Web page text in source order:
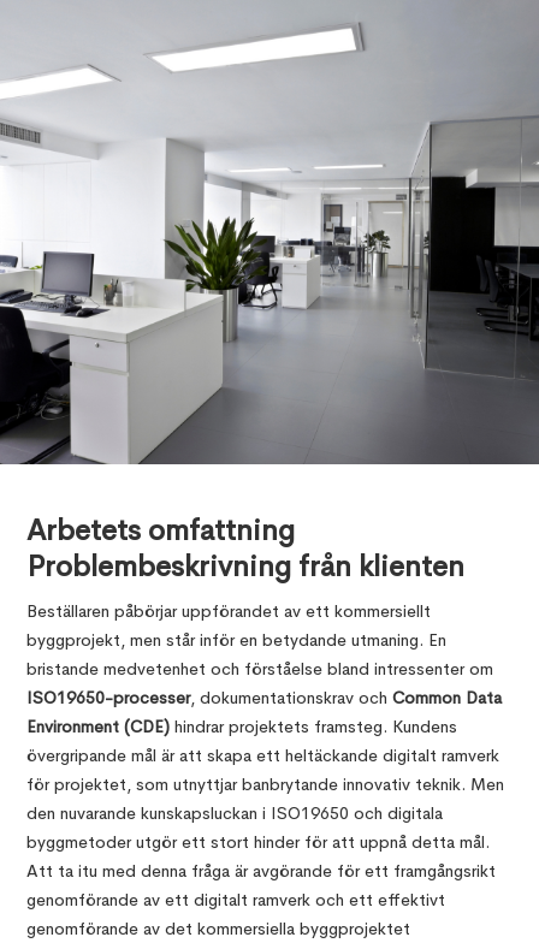
Digital Project Management
June 12, 2024
Arbetets omfattning
Problembeskrivning från klienten
Beställaren påbörjar uppförandet av ett kommersiellt
byggprojekt, men står inför en betydande utmaning. En
bristande medvetenhet och förståelse bland intressenter om
ISO19650-processer, dokumentationskrav ochCommon Data
Environment (CDE)hindrar projektets framsteg. Kundens
övergripande mål är att skapa ett heltäckande digitalt ramverk
för projektet, som utnyttjar banbrytande innovativ teknik. Men
den nuvarande kunskapsluckan i ISO19650 och digitala
byggmetoder utgör ett stort hinder för att uppnå detta mål.
Att ta itu med denna fråga är avgörande för ett framgångsrikt
genomförande av ett digitalt ramverk och ett effektivt
genomförande av det kommersiella byggprojektet